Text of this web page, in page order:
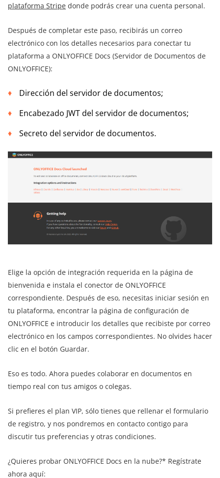
plataforma Stripe donde podrás crear una cuenta personal.
Después de completar este paso, recibirás un correo
electrónico con los detalles necesarios para conectar tu
plataforma a ONLYOFFICE Docs (Servidor de Documentos de
ONLYOFFICE):
Dirección del servidor de documentos;
Encabezado JWT del servidor de documentos;
Secreto del servidor de documentos.
Elige la opción de integración requerida en la página de
bienvenida e instala el conector de ONLYOFFICE
correspondiente. Después de eso, necesitas iniciar sesión en
tu plataforma, encontrar la página de configuración de
ONLYOFFICE e introducir los detalles que recibiste por correo
electrónico en los campos correspondientes. No olvides hacer
clic en el botón Guardar.
Eso es todo. Ahora puedes colaborar en documentos en
tiempo real con tus amigos o colegas.
Si prefieres el plan VIP, sólo tienes que rellenar el formulario
de registro, y nos pondremos en contacto contigo para
discutir tus preferencias y otras condiciones.
¿Quieres probar ONLYOFFICE Docs en la nube?* Regístrate
ahora aquí: